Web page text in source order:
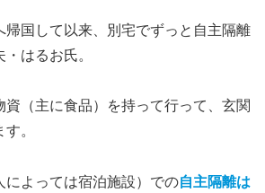
帰国して以来、別宅でずっと自主隔離
はるお氏。
資（主に食品）を持って行って、玄関
。
によっては宿泊施設）での自主隔離は